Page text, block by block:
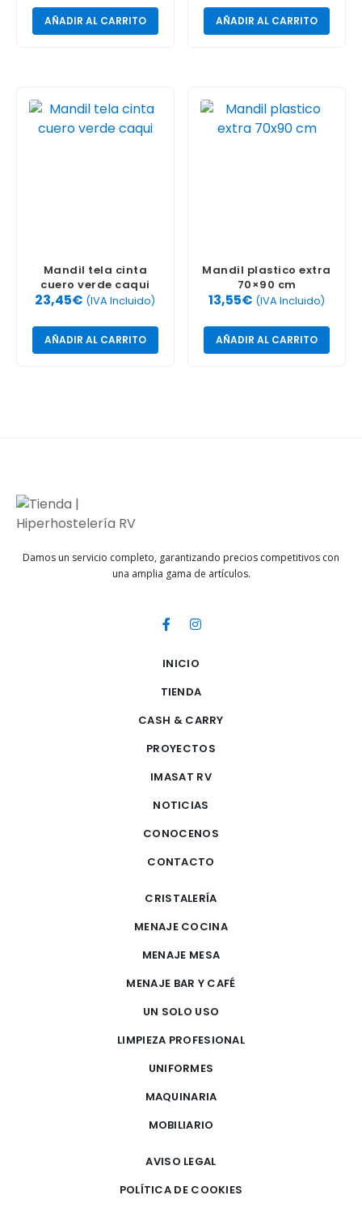
AÑADIR AL CARRITO AÑADIR AL CARRITO
Mandil tela cinta
cuero verde caqui
23,45€ (IVA Incluido)
AÑADIR AL CARRITO
Mandil plastico extra
70×90 cm
13,55€ (IVA Incluido)
AÑADIR AL CARRITO
Damos un servicio completo, garantizando precios competitivos con
una amplia gama de artículos.
INICIO
TIENDA
CASH & CARRY
PROYECTOS
IMASAT RV
NOTICIAS
CONOCENOS
CONTACTO
CRISTALERÍA
MENAJE COCINA
MENAJE MESA
MENAJE BAR Y CAFÉ
UN SOLO USO
LIMPIEZA PROFESIONAL
UNIFORMES
MAQUINARIA
MOBILIARIO
AVISO LEGAL
POLÍTICA DE COOKIES